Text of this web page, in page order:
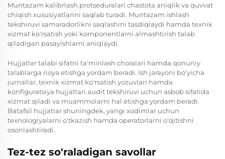
Muntazam kalibrlash protseduralari chastota aniqlik va quvvat
chiqish xususiyatlarini saqlab turadi. Muntazam ishlash
tekshiruvi samaradorlikni saqlashini tasdiqlaydi hamda texnik
xizmat ko'rsatish yoki komponentlarni almashtirish talab
qiladigan pasayishlarni aniqlaydi.
Hujjatlar talabi sifatni ta'minlash choralari hamda qonuniy
talablarga rioya etishga yordam beradi. Ish jarayoni bo'yicha
jurnallar, texnik xizmat ko'rsatish yozuvlari hamda
konfiguratsiya hujjatlari audit tekshiruvi uchun asbob sifatida
xizmat qiladi va muammolarni hal etishga yordam beradi.
Batafsil hujjatlar shuningdek, yangi xodimlar uchun
texnologiyalarni o'tkazish hamda operatorlarni o'qitishni
osonlashtiradi.
Tez-tez so'raladigan savollar